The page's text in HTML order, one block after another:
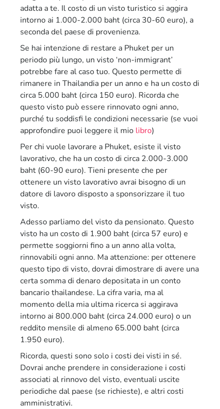
adatta a te. Il costo di un visto turistico si aggira
intorno ai 1.000-2.000 baht (circa 30-60 euro), a
seconda del paese di provenienza.
Se hai intenzione di restare a Phuket per un
periodo più lungo, un visto ‘non-immigrant’
potrebbe fare al caso tuo. Questo permette di
rimanere in Thailandia per un anno e ha un costo di
circa 5.000 baht (circa 150 euro). Ricorda che
questo visto può essere rinnovato ogni anno,
purché tu soddisfi le condizioni necessarie (se vuoi
approfondire puoi leggere il mio libro)
Per chi vuole lavorare a Phuket, esiste il visto
lavorativo, che ha un costo di circa 2.000-3.000
baht (60-90 euro). Tieni presente che per
ottenere un visto lavorativo avrai bisogno di un
datore di lavoro disposto a sponsorizzare il tuo
visto.
Adesso parliamo del visto da pensionato. Questo
visto ha un costo di 1.900 baht (circa 57 euro) e
permette soggiorni fino a un anno alla volta,
rinnovabili ogni anno. Ma attenzione: per ottenere
questo tipo di visto, dovrai dimostrare di avere una
certa somma di denaro depositata in un conto
bancario thailandese. La cifra varia, ma al
momento della mia ultima ricerca si aggirava
intorno ai 800.000 baht (circa 24.000 euro) o un
reddito mensile di almeno 65.000 baht (circa
1.950 euro).
Ricorda, questi sono solo i costi dei visti in sé.
Dovrai anche prendere in considerazione i costi
associati al rinnovo del visto, eventuali uscite
periodiche dal paese (se richieste), e altri costi
amministrativi.